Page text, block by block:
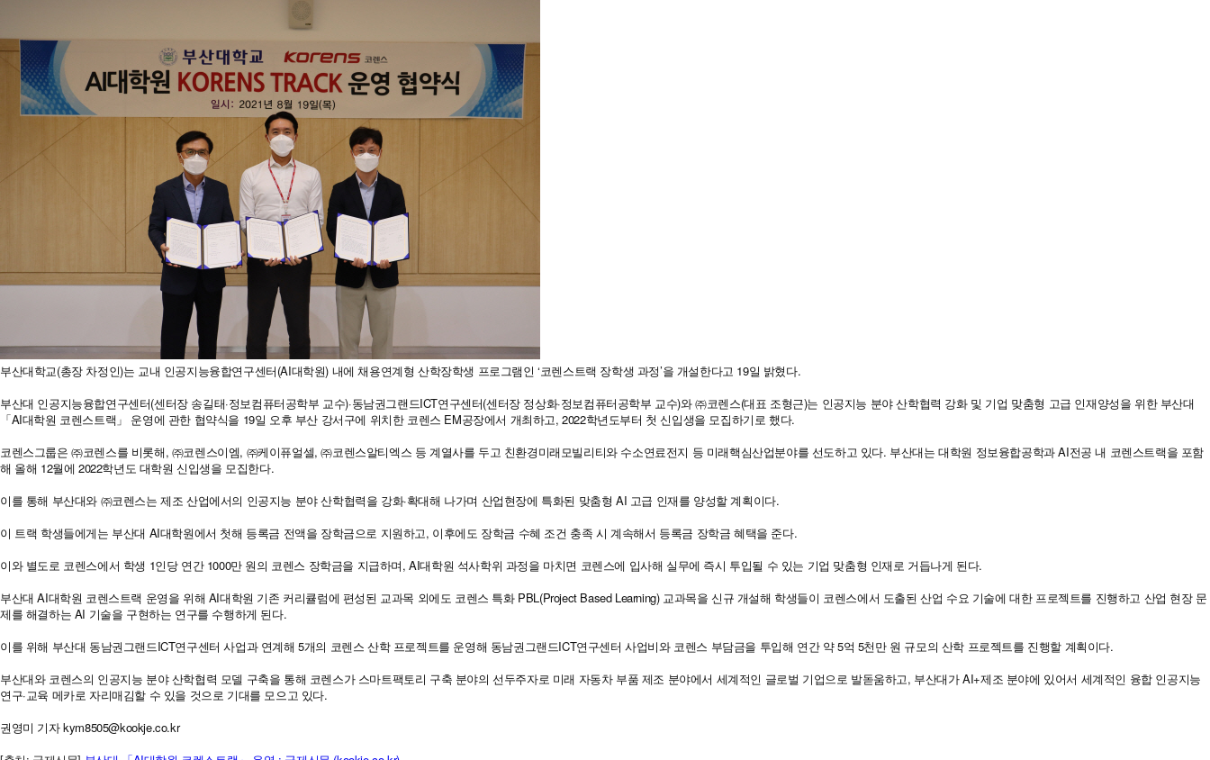
부산대학교(총장 차정인)는 교내 인공지능융합연구센터(AI대학원) 내에 채용연계형 산학장학생 프로그램인 ‘코렌스트랙 장학생 과정’을 개설한다고 19일 밝혔다.
부산대 인공지능융합연구센터(센터장 송길태·정보컴퓨터공학부 교수)·동남권그랜드ICT연구센터(센터장 정상화·정보컴퓨터공학부 교수)와 ㈜코렌스(대표 조형근)는 인공지능 분야 산학협력 강화 및 기업 맞춤형 고급 인재양성을 위한 부산대
「AI대학원 코렌스트랙」 운영에 관한 협약식을 19일 오후 부산 강서구에 위치한 코렌스 EM공장에서 개최하고, 2022학년도부터 첫 신입생을 모집하기로 했다.
코렌스그룹은 ㈜코렌스를 비롯해, ㈜코렌스이엠, ㈜케이퓨얼셀, ㈜코렌스알티엑스 등 계열사를 두고 친환경미래모빌리티와 수소연료전지 등 미래핵심산업분야를 선도하고 있다. 부산대는 대학원 정보융합공학과 AI전공 내 코렌스트랙을 포함
해 올해 12월에 2022학년도 대학원 신입생을 모집한다.
이를 통해 부산대와 ㈜코렌스는 제조 산업에서의 인공지능 분야 산학협력을 강화·확대해 나가며 산업현장에 특화된 맞춤형 AI 고급 인재를 양성할 계획이다.
이 트랙 학생들에게는 부산대 AI대학원에서 첫해 등록금 전액을 장학금으로 지원하고, 이후에도 장학금 수혜 조건 충족 시 계속해서 등록금 장학금 혜택을 준다.
이와 별도로 코렌스에서 학생 1인당 연간 1000만 원의 코렌스 장학금을 지급하며, AI대학원 석사학위 과정을 마치면 코렌스에 입사해 실무에 즉시 투입될 수 있는 기업 맞춤형 인재로 거듭나게 된다.
부산대 AI대학원 코렌스트랙 운영을 위해 AI대학원 기존 커리큘럼에 편성된 교과목 외에도 코렌스 특화 PBL(Project Based Learning) 교과목을 신규 개설해 학생들이 코렌스에서 도출된 산업 수요 기술에 대한 프로젝트를 진행하고 산업 현장 문
제를 해결하는 AI 기술을 구현하는 연구를 수행하게 된다.
이를 위해 부산대 동남권그랜드ICT연구센터 사업과 연계해 5개의 코렌스 산학 프로젝트를 운영해 동남권그랜드ICT연구센터 사업비와 코렌스 부담금을 투입해 연간 약 5억 5천만 원 규모의 산학 프로젝트를 진행할 계획이다.
부산대와 코렌스의 인공지능 분야 산학협력 모델 구축을 통해 코렌스가 스마트팩토리 구축 분야의 선두주자로 미래 자동차 부품 제조 분야에서 세계적인 글로벌 기업으로 발돋움하고, 부산대가 AI+제조 분야에 있어서 세계적인 융합 인공지능
연구·교육 메카로 자리매김할 수 있을 것으로 기대를 모으고 있다.
권영미 기자 kym8505@kookje.co.kr